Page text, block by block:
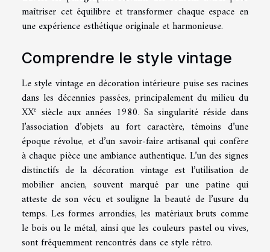
maîtriser cet équilibre et transformer chaque espace en
une expérience esthétique originale et harmonieuse.
Comprendre le style vintage
Le style vintage en décoration intérieure puise ses racines
dans les décennies passées, principalement du milieu du
XXe siècle aux années 1980. Sa singularité réside dans
l’association d’objets au fort caractère, témoins d’une
époque révolue, et d’un savoir-faire artisanal qui confère
à chaque pièce une ambiance authentique. L’un des signes
distinctifs de la décoration vintage est l’utilisation de
mobilier ancien, souvent marqué par une patine qui
atteste de son vécu et souligne la beauté de l’usure du
temps. Les formes arrondies, les matériaux bruts comme
le bois ou le métal, ainsi que les couleurs pastel ou vives,
sont fréquemment rencontrés dans ce style rétro.